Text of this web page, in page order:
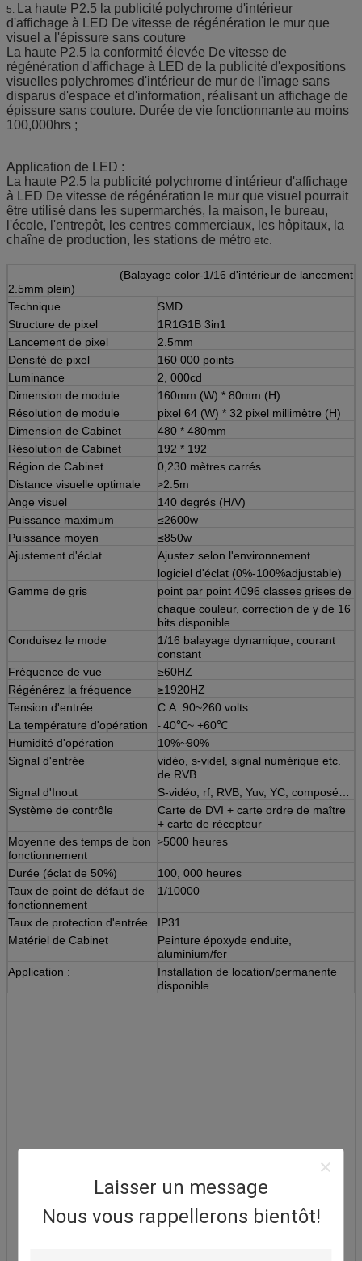
Laisser un message
Nous vous rappellerons bientôt!
5.
La haute P2.5 la publicité polychrome d'intérieur
d'affichage à LED De vitesse de régénération le mur que
visuel a l'épissure sans couture
La haute P2.5 la conformité élevée De vitesse de
régénération d'affichage à LED de la publicité d'expositions
visuelles polychromes d'intérieur de mur de l'image sans
disparus d'espace et d'information, réalisant un affichage de
épissure sans couture. Durée de vie fonctionnante au moins
100,000hrs ;
Application de LED :
La haute P2.5 la publicité polychrome d'intérieur d'affichage
à LED De vitesse de régénération le mur que visuel pourrait
être utilisé dans les supermarchés, la maison, le bureau,
l'école, l'entrepôt, les centres commerciaux, les hôpitaux, la
chaîne de production, les stations de métro etc.
(Balayage color-1/16 d'intérieur de lancement
2.5mm plein)
Technique
SMD
Structure de pixel
1R1G1B 3in1
Lancement de pixel
2.5mm
Densité de pixel
160 000 points
Luminance
2, 000cd
Dimension de module
160mm (W) * 80mm (H)
Résolution de module
pixel 64 (W) * 32 pixel millimètre (H)
Dimension de Cabinet
480 * 480mm
Résolution de Cabinet
192 * 192
Région de Cabinet
0,230 mètres carrés
Distance visuelle optimale
>2.5m
Ange visuel
140 degrés (H/V)
Puissance maximum
≤2600w
Puissance moyen
≤850w
Ajustement d'éclat
Ajustez selon l'environnement
logiciel d'éclat (0%-100%adjustable)
Gamme de gris
point par point 4096 classes grises de
chaque couleur, correction de γ de 16
bits disponible
Conduisez le mode
1/16 balayage dynamique, courant
constant
Fréquence de vue
≥60HZ
Régénérez la fréquence
≥1920HZ
Tension d'entrée
C.A. 90~260 volts
La température d'opération
- 40℃~ +60℃
Humidité d'opération
10%~90%
Signal d'entrée
vidéo, s-videl, signal numérique etc.
de RVB.
Signal d'Inout
S-vidéo, rf, RVB, Yuv, YC, composé…
Système de contrôle
Carte de DVI + carte ordre de maître
+ carte de récepteur
Moyenne des temps de bon
fonctionnement
>5000 heures
Durée (éclat de 50%)
100, 000 heures
Taux de point de défaut de
fonctionnement
1/10000
Taux de protection d'entrée
IP31
Matériel de Cabinet
Peinture époxyde enduite,
aluminium/fer
Application :
Installation de location/permanente
disponible